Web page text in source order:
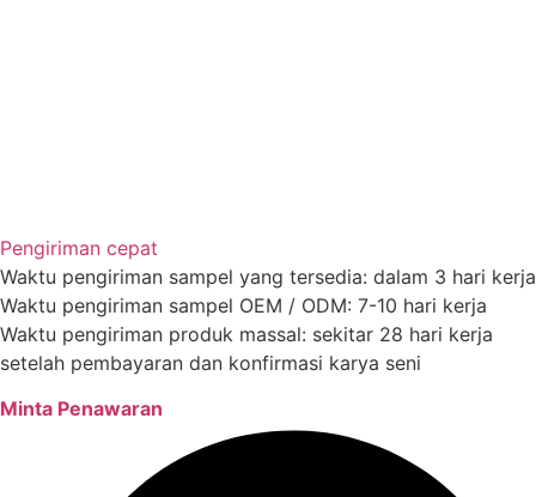
Pengiriman cepat
Waktu pengiriman sampel yang tersedia: dalam 3 hari kerja
Waktu pengiriman sampel OEM / ODM: 7-10 hari kerja
Waktu pengiriman produk massal: sekitar 28 hari kerja
setelah pembayaran dan konfirmasi karya seni
Minta Penawaran